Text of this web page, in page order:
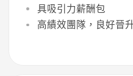
具吸引力薪酬包
高績效團隊，良好晉